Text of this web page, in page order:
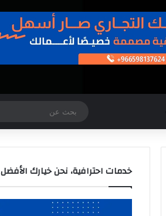
خدمات احترافية، نحن خيارك الأفضل